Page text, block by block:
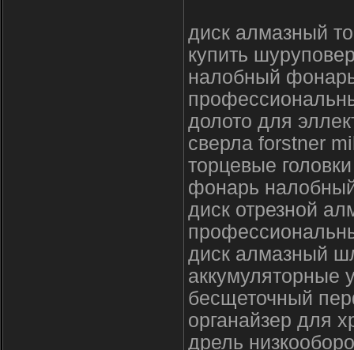
диск алмазный
купить
налобный
долото для
сверла forstner
торцевые
фонарь
диск отрезной
диск алмазный
бесщеточный
органайзер для
дрель